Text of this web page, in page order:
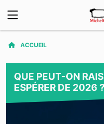
ACCUEIL
QUE PEUT-ON
ESPÉRER DE 2026 ?